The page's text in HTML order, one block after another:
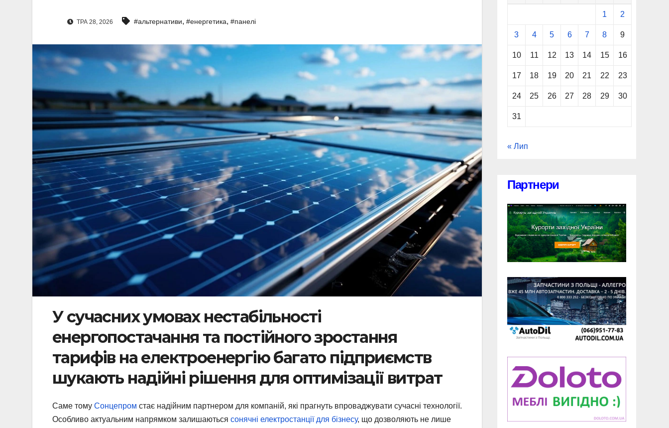
ТРА 28, 2026 #альтернативи, #енергетика, #панелі
У сучасних умовах нестабільності
енергопостачання та постійного зростання
тарифів на електроенергію багато підприємств
шукають надійні рішення для оптимізації витрат
Саме тому Сонцепром стає надійним партнером для компаній, які прагнуть впроваджувати сучасні технології.
Особливо актуальним напрямком залишаються сонячні електростанції для бізнесу, що дозволяють не лише
1 2
3 4 5 6 7 8 9
10 11 12 13 14 15 16
17 18 19 20 21 22 23
24 25 26 27 28 29 30
31
« Лип
Партнери